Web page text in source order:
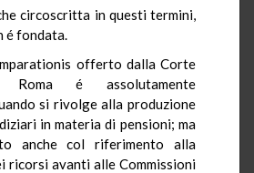
circoscritta in questi termini,
é fondata.
offerto dalla Corte
Roma é assolutamente
si rivolge alla produzione
in materia di pensioni; ma
anche col riferimento alla
ricorsi avanti alle Commissioni